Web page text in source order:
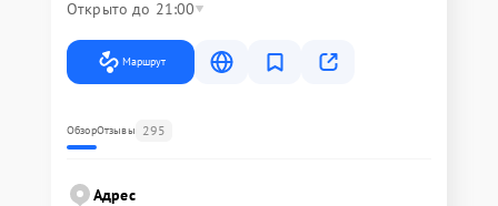
Открыто до 21:00
Маршрут
ОбзорОтзывы 295
Адрес